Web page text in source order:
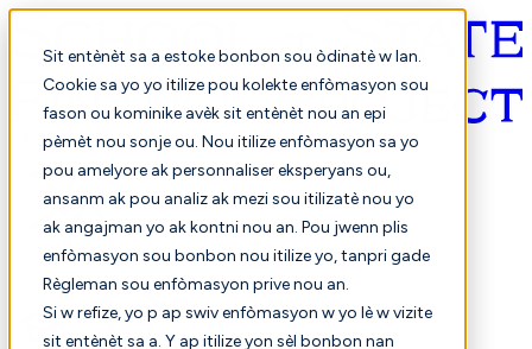
Sit entènèt sa a estoke bonbon sou òdinatè w lan.
Cookie sa yo yo itilize pou kolekte enfòmasyon sou
fason ou kominike avèk sit entènèt nou an epi
pèmèt nou sonje ou. Nou itilize enfòmasyon sa yo
pou amelyore ak personnaliser eksperyans ou,
ansanm ak pou analiz ak mezi sou itilizatè nou yo
ak angajman yo ak kontni nou an. Pou jwenn plis
enfòmasyon sou bonbon nou itilize yo, tanpri gade
Règleman sou enfòmasyon prive nou an.
Si w refize, yo p ap swiv enfòmasyon w yo lè w vizite
sit entènèt sa a. Y ap itilize yon sèl bonbon nan
Kreyòl ayisyen